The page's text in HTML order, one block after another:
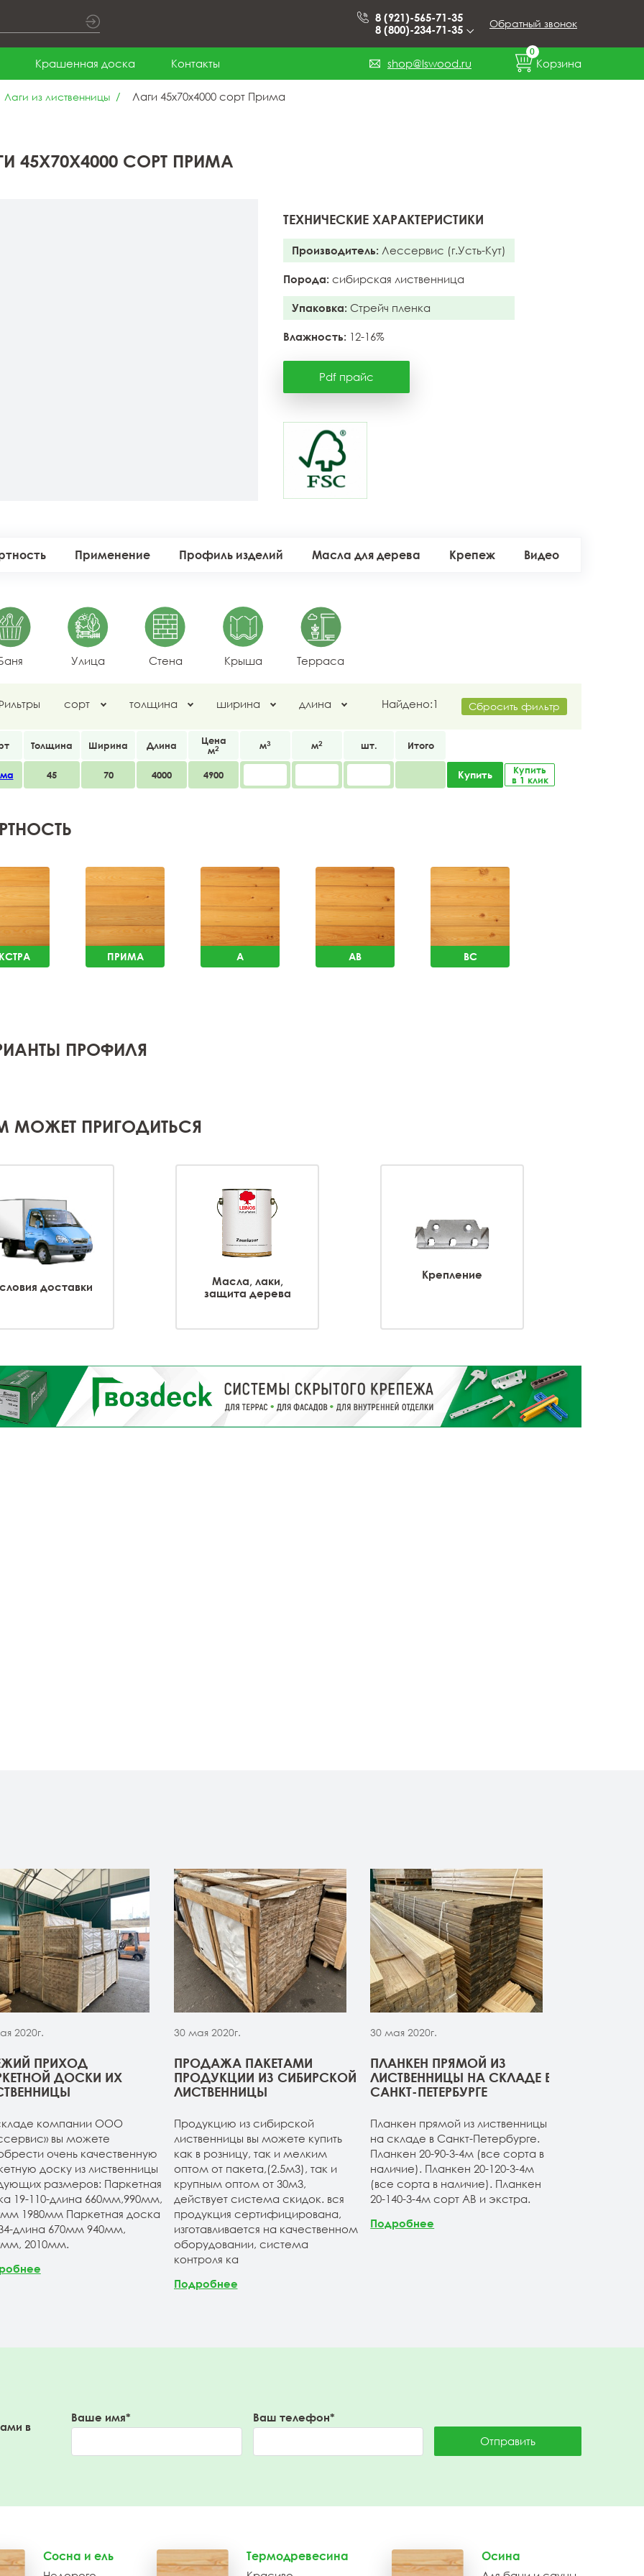
8 (921)-565-71-35
8 (800)-234-71-35
Обратный звонок
Крашенная доска Контакты shop@lswood.ru
0
Корзина
Лаги из лиственницы Лаги 45x70x4000 сорт Прима
45X70X4000 СОРТ ПРИМА
ТЕХНИЧЕСКИЕ ХАРАКТЕРИСТИКИ
Производитель: Лессервис (г.Усть-Кут)
Порода: сибирская лиственница
Упаковка: Стрейч пленка
Влажность: 12-16%
Pdf прайс
Применение Профиль изделий Масла для дерева Крепеж Видео
Улица Стена Крыша Терраса
сорт толщина ширина длина Найдено:1 Сбросить фильтр
Толщина Ширина Длина
Цена
м2 м3 м2 шт. Итого
45 70 4000 4900 Купить
Купить
в 1 клик
ПРИМА A AB BC
ПРОФИЛЯ
МОЖЕТ ПРИГОДИТЬСЯ
доставки
Масла, лаки,
защита дерева
Крепление
2020г.
ПРИХОД
ДОСКИ ИХ
компании ООО
вы можете
очень качественную
доску из лиственницы
размеров: Паркетная
19-110-длина 660мм,990мм,
1980мм Паркетная доска
длина 670мм 940мм,
2010мм.
30 мая 2020г.
ПРОДАЖА ПАКЕТАМИ
ПРОДУКЦИИ ИЗ СИБИРСКОЙ
ЛИСТВЕННИЦЫ
Продукцию из сибирской
лиственницы вы можете купить
как в розницу, так и мелким
оптом от пакета,(2.5м3), так и
крупным оптом от 30м3,
действует система скидок. вся
продукция сертифицирована,
изготавливается на качественном
оборудовании, система
контроля ка
Подробнее
30 мая 2020г.
ПЛАНКЕН ПРЯМОЙ ИЗ
ЛИСТВЕННИЦЫ НА СКЛАДЕ В
САНКТ-ПЕТЕРБУРГЕ
Планкен прямой из лиственницы
на складе в Санкт-Петербурге.
Планкен 20-90-3-4м (все сорта в
наличие). Планкен 20-120-3-4м
(все сорта в наличие). Планкен
20-140-3-4м сорт АВ и экстра.
Подробнее
в
Ваше имя*
Ваш телефон*
Отправить
Сосна и ель Термодревесина Осина